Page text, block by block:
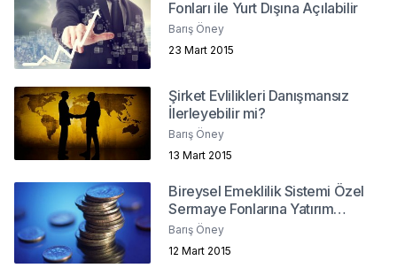
Fonları ile Yurt Dışına Açılabilir
Barış Öney
23 Mart 2015
Şirket Evlilikleri Danışmansız
İlerleyebilir mi?
Barış Öney
13 Mart 2015
Bireysel Emeklilik Sistemi Özel
Sermaye Fonlarına Yatırım
Yapabilmeli
Barış Öney
12 Mart 2015